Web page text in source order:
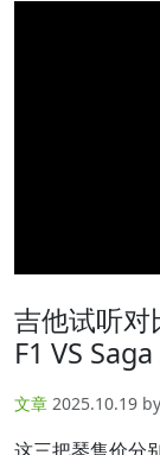
吉他试听对
F1 VS Saga
文章 2025.10.19 by